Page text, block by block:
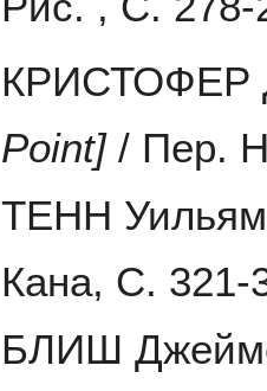
КРИСТОФЕР
Point]/ Пер.
ТЕНН
Кана, С. 321-
БЛИШ